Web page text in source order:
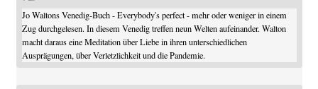
Jo Waltons Venedig-Buch - Everybody's perfect - mehr oder weniger in einem
Zug durchgelesen. In diesem Venedig treffen neun Welten aufeinander. Walton
macht daraus eine Meditation über Liebe in ihren unterschiedlichen
Ausprägungen, über Verletzlichkeit und die Pandemie.